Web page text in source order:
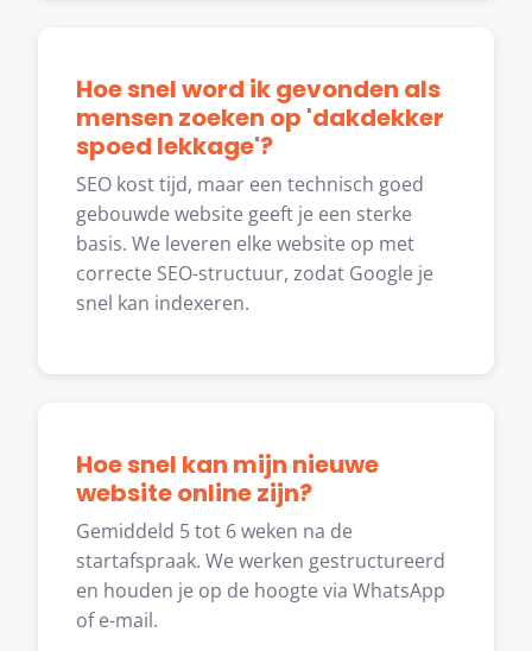
Hoe snel word ik gevonden als
mensen zoeken op 'dakdekker
spoed lekkage'?
SEO kost tijd, maar een technisch goed
gebouwde website geeft je een sterke
basis. We leveren elke website op met
correcte SEO-structuur, zodat Google je
snel kan indexeren.
Hoe snel kan mijn nieuwe
website online zijn?
Gemiddeld 5 tot 6 weken na de
startafspraak. We werken gestructureerd
en houden je op de hoogte via WhatsApp
of e-mail.